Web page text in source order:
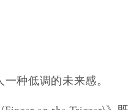
种低调的未来感。